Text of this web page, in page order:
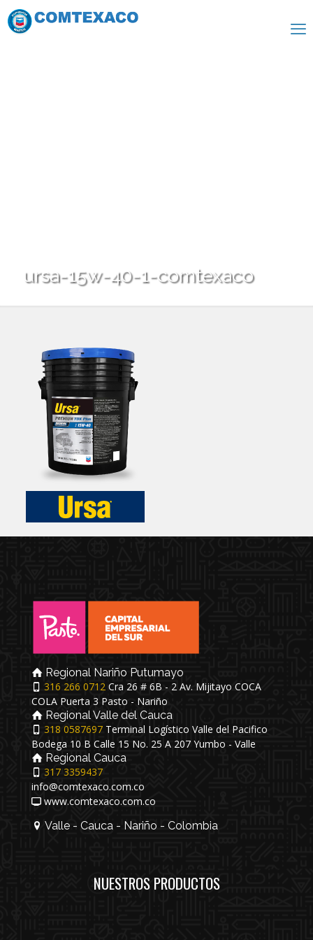
ursa-15w-40-1-comtexaco
Regional Nariño Putumayo
316 266 0712 Cra 26 # 6B - 2 Av. Mijitayo COCA
COLA Puerta 3 Pasto - Nariño
Regional Valle del Cauca
318 0587697 Terminal Logístico Valle del Pacifico
Bodega 10 B Calle 15 No. 25 A 207 Yumbo - Valle
Regional Cauca
317 3359437
info@comtexaco.com.co
www.comtexaco.com.co
Valle - Cauca - Nariño - Colombia
NUESTROS PRODUCTOS